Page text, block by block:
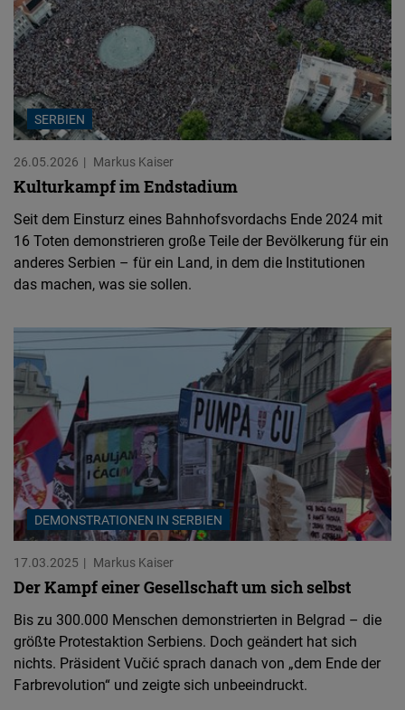
SERBIEN
26.05.2026 Markus Kaiser
Kulturkampf im Endstadium
Seit dem Einsturz eines Bahnhofsvordachs Ende 2024 mit
16 Toten demonstrieren große Teile der Bevölkerung für ein
anderes Serbien – für ein Land, in dem die Institutionen
das machen, was sie sollen.
DEMONSTRATIONEN IN SERBIEN
17.03.2025 Markus Kaiser
Der Kampf einer Gesellschaft um sich selbst
Bis zu 300.000 Menschen demonstrierten in Belgrad – die
größte Protestaktion Serbiens. Doch geändert hat sich
nichts. Präsident Vučić sprach danach von „dem Ende der
Farbrevolution“ und zeigte sich unbeeindruckt.